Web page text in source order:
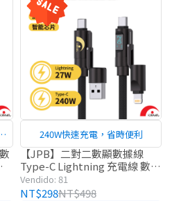
240W快速充電，省時便利
【JPB】二對二數顯數據線
Type-C Lightning 充電線 數據
線 快充線
Vendido: 81
NT$298NT$498